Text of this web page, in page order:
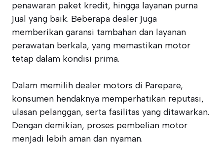
penawaran paket kredit, hingga layanan purna
jual yang baik. Beberapa dealer juga
memberikan garansi tambahan dan layanan
perawatan berkala, yang memastikan motor
tetap dalam kondisi prima.
Dalam memilih dealer motors di Parepare,
konsumen hendaknya memperhatikan reputasi,
ulasan pelanggan, serta fasilitas yang ditawarkan.
Dengan demikian, proses pembelian motor
menjadi lebih aman dan nyaman.